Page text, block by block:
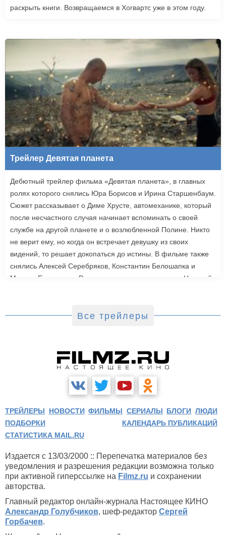
раскрыть книги. Возвращаемся в Хогвартс уже в этом году.
Трейлер Девятая планета
Дебютный трейлер фильма «Девятая планета», в главных
ролях которого снялись Юра Борисов и Ирина Старшенбаум.
Сюжет рассказывает о Диме Хрусте, автомеханике, который
после несчастного случая начинает вспоминать о своей
службе на другой планете и о возлюбленной Полине. Никто
не верит ему, но когда он встречает девушку из своих
видений, то решает докопаться до истины. В фильме также
снялись Алексей Серебряков, Константин Белошапка и
Максим Емельянов. Режиссером картины выступил Николай
Все трейлеры
ТРЕЙЛЕРЫ НОВОСТИ ФИЛЬМЫ СЕРИАЛЫ БЛОГИ ЛЮДИ
ПОДБОРКИ
КАЛЕНДАРЬ ПУБЛИКАЦИЙ
СТАТИСТИКА MAIL.RU
Издается с 13/03/2000 :: Перепечатка материалов без
уведомления и разрешения редакции возможна только
при активной гиперссылке на Filmz.ru и сохранении
авторства.
Главный редактор онлайн-журнала Настоящее КИНО
Александр Голубчиков, шеф-редактор Сергей
Горбачев.